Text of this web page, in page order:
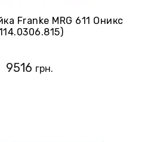
Franke MRG 611 Оникс
9516 грн.